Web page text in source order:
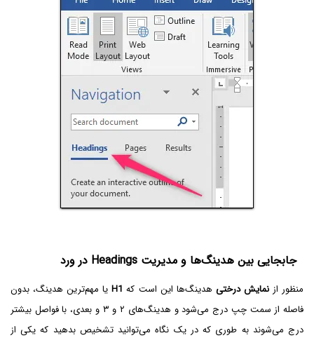
جابجایی بین هدینگ‌ها و مدیریت Headings در ورد
منظور ازنمایش درختی هدینگ‌ها این است که H1یا مهم‌ترین هدینگ، بدون
فاصله از سمت چپ درج می‌شود و هدینگ‌های ۲ و ۳ و بعدی، با فواصل بیشتر
درج می‌شوند به طوری که در یک نگاه می‌توانید تشخیص بدهید که یکی از